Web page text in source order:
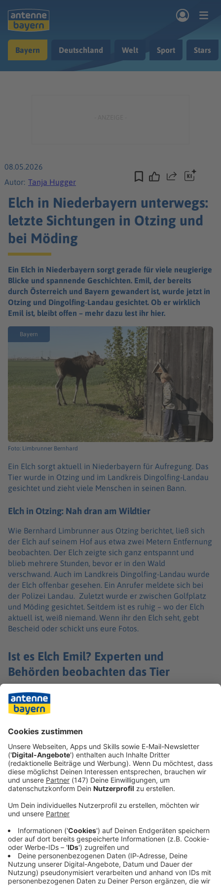
Musik & Radio
Bayern Deutschland Welt Sport Stars
08.05.2026
Autor: Tanja Hugger Teilen
Elch in Niederbayern unterwegs:
letzte Sichtungen in Otzing und
bei Möding
Ein Elch in Niederbayern sorgt gerade für viele neugierige
Blicke und spannende Geschichten. Emil, der bereits
durch Österreich und Bayern gewandert ist, wurde jetzt in
Otzing und Dingolfing-Landau gesichtet. Ob er wirklich
Emil ist, bleibt offen – mehr dazu lest ihr hier.
Bayern
Foto: Limbrunner Bernhard
Ein Elch sorgt aktuell in Niederbayern für Aufregung. Das
Tier wurde in Otzing und im Landkreis Dingolfing-Landau
gesichtet und zieht viele Menschen in seinen Bann.
Elch in Otzing: Nah dran am Wildtier
Wie Bernhard Limbrunner aus Otzing berichtet, ließ sich
der Elch auf seinem Hof aus etwa zwei Metern Entfernung
beobachten. Der Elch zeigte sich ganz entspannt und
blieb mehrere Stunden, bevor er in den Wald
verschwand. Auch im Landkreis Dingolfing-Landau wurde
der Elch offenbar gesehen. Ein Anrufer meldete sich bei
der Polizei Landau. Zuletzt wurde er zwischen Golfplatz
und Möding gesichtet. Seitdem ist es ruhig – wo der Elch
aktuell ist, weiß niemand. Wenn ihr den Elch seht, gebt
Bescheid oder schickt uns eure Fotos.
Ist es Elch Emil? Experten und
Behörden beobachten das Tier
Die Frage, ob es sich um den bekannten
beschäftigt viele. Emil ist bereits im letzten Jahr durch
Österreich, Tschechien und Bayern gewandert und hat für
es bisher nicht. Aber es deutet wohl einiges darauf hin,
dass es der berühmte Elch ist. Die Behörden sind natürlich
auch informiert, beobachten die Situation. Aber bisher gab
es keinen Grund, Maßnahmen zu ergreifen, so der
Deggendorfer Landrat Bernd Sibler.